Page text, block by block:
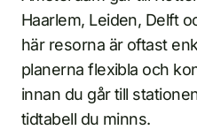
Haarlem, Leiden, Delft
här resorna är oftast
planerna flexibla och
innan du går till
tidtabell du minns.